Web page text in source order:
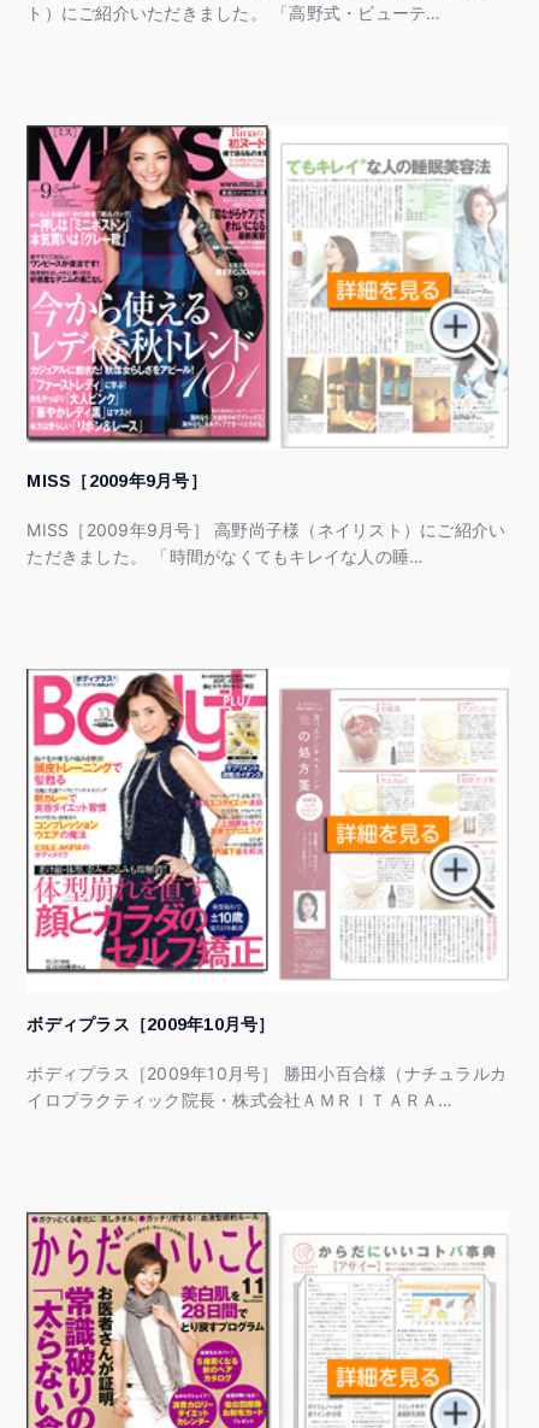
ト）にご紹介いただきました。 「高野式・ビューテ…
MISS［2009年9月号］
MISS［2009年9月号］ 高野尚子様（ネイリスト）にご紹介い
ただきました。 「時間がなくてもキレイな人の睡…
ボディプラス［2009年10月号］
ボディプラス［2009年10月号］ 勝田小百合様（ナチュラルカ
イロプラクティック院長・株式会社ＡＭＲＩＴＡＲＡ…